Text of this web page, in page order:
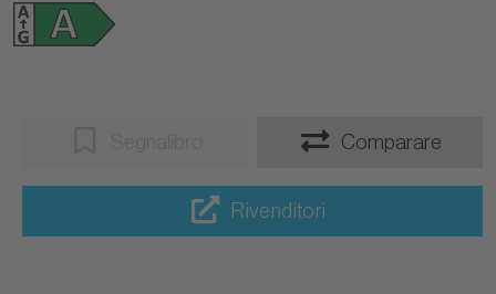
Comparare
Rivenditori